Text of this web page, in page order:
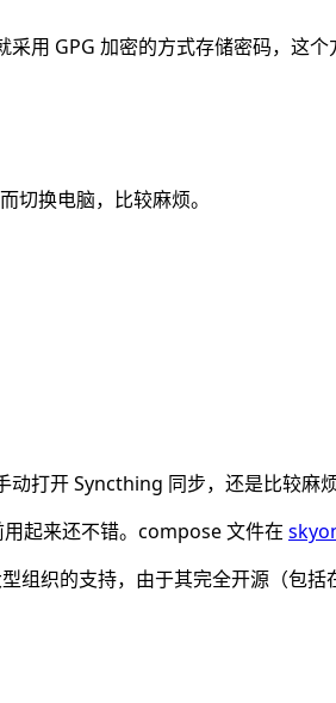
用 GPG 加密的方式存储密码，这
切换电脑，比较麻烦。
打开 Syncthing 同步，还是比较麻烦
起来还不错。compose 文件在
组织的支持，由于其完全开源（包